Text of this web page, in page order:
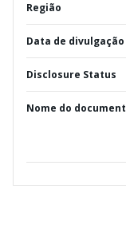
Região
Data de divulgação
Disclosure Status
Nome do